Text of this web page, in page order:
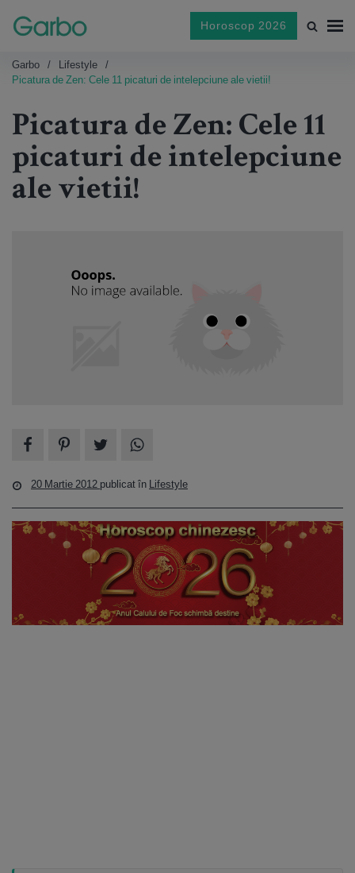
Horoscop 2026
Garbo
Lifestyle
Picatura de Zen: Cele 11 picaturi de intelepciune ale vietii!
Picatura de Zen: Cele 11
picaturi de intelepciune
ale vietii!
20 Martie 2012 publicat în Lifestyle